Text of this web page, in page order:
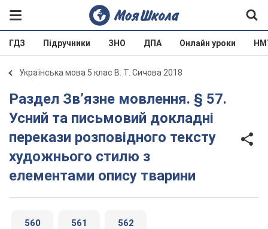
ГДЗ Підручники ЗНО ДПА Онлайн уроки
Українська мова 5 клас В. Т. Сичова 2018
Раздел Зв’язне мовлення. § 57.
Усний та письмовий докладні
перекази розповідного тексту
художнього стилю з
елементами опису тварини
560 561 562